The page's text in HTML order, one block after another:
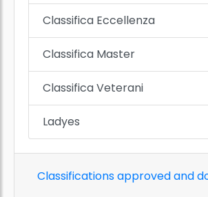
Classifica Eccellenza
Classifica Master
Classifica Veterani
Ladyes
Classifications approved and